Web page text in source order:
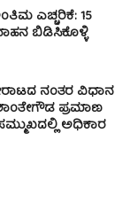
ಎಚ್ಚರಿಕೆ: 15
ಬಿಡಿಸಿಕೊಳ್ಳಿ
ನಂತರ ವಿಧಾನ
ಪ್ರಮಾಣ
ಅಧಿಕಾರ